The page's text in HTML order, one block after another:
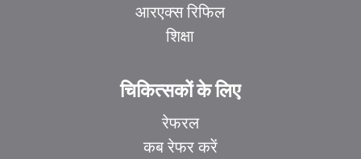
आरएक्स रिफिल
शिक्षा
चिकित्सकों के लिए
रेफरल
कब रेफर करें